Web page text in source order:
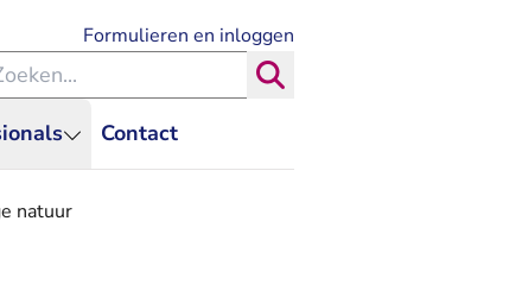
Contact
Formulieren en inloggen
binnen de Rechtspraak
natuur